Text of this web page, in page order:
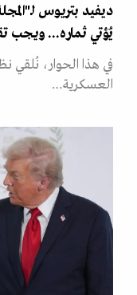
ديفيد بتريوس
يُؤتي ثماره... ويجب
في هذا الحوار، نُلقي
العسكرية…